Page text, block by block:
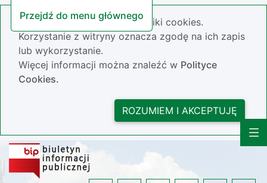
Przejdź do menu głównego
Nasza strona wykorzystuje pliki cookies.
Korzystanie z witryny oznacza zgodę na ich zapis
lub wykorzystanie.
Więcej informacji można znaleźć w Polityce
Cookies.
ROZUMIEM I AKCEPTUJĘ